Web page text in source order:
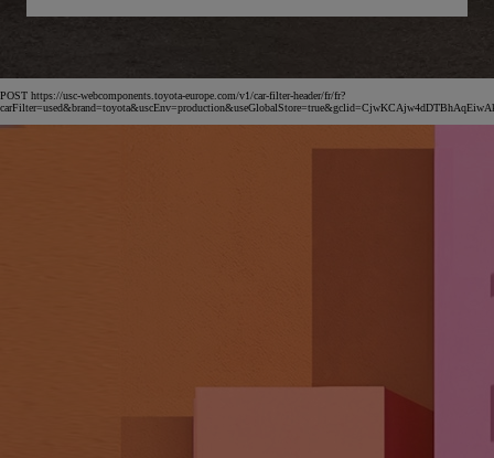
POST https://usc-webcomponents.toyota-europe.com/v1/car-filter-header/fr/fr?